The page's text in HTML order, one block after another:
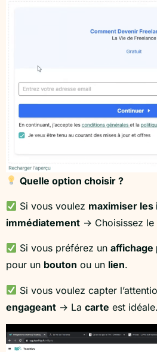
Quelle option choisir ?
Si vous voulez maximiser
immédiatement → Choisissez le
Si vous préférez unaffichage
pour un bouton ou un lien.
Si vous voulez capter
engageant → La carte est idéale.